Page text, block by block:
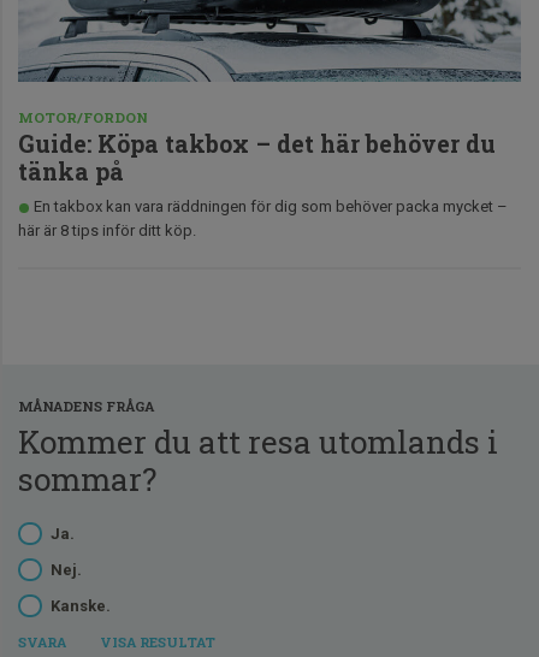
MOTOR/FORDON
Guide: Köpa takbox – det här behöver du
tänka på
En takbox kan vara räddningen för dig som behöver packa mycket –
här är 8 tips inför ditt köp.
Kommer du att resa utomlands i
sommar?
MÅNADENS FRÅGA
Ja.
Nej.
Kanske.
VISA RESULTAT